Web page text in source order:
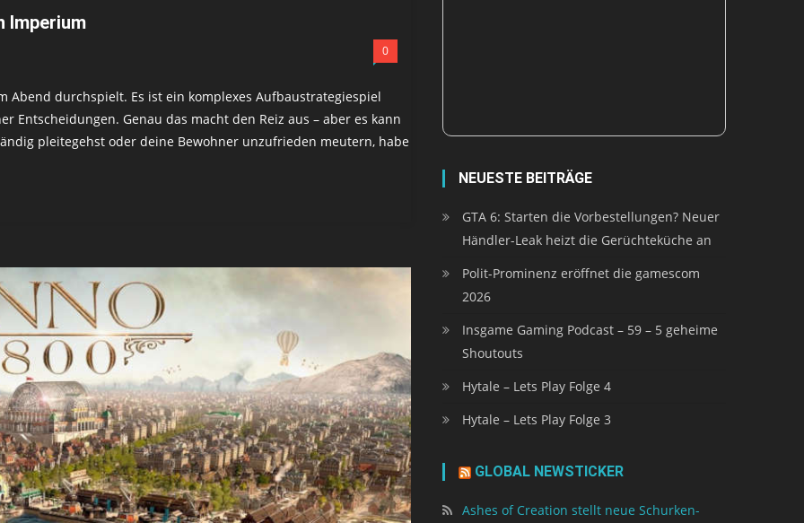
Imperium
0
Abend durchspielt. Es ist ein komplexes Aufbaustrategiespiel
Entscheidungen. Genau das macht den Reiz aus – aber es kann
pleitegehst oder deine Bewohner unzufrieden meutern, habe
NEUESTE BEITRÄGE
GTA 6: Starten die Vorbestellungen? Neuer
Händler-Leak heizt die Gerüchteküche an
Polit-Prominenz eröffnet die gamescom
2026
Insgame Gaming Podcast – 59 – 5 geheime
Shoutouts
Hytale – Lets Play Folge 4
Hytale – Lets Play Folge 3
GLOBAL NEWSTICKER
Ashes of Creation stellt neue Schurken-